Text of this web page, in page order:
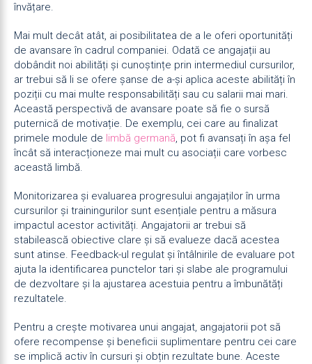
învățare.
Mai mult decât atât, ai posibilitatea de a le oferi oportunități
de avansare în cadrul companiei. Odată ce angajații au
dobândit noi abilități și cunoștințe prin intermediul cursurilor,
ar trebui să li se ofere șanse de a-și aplica aceste abilități în
poziții cu mai multe responsabilități sau cu salarii mai mari.
Această perspectivă de avansare poate să fie o sursă
puternică de motivație. De exemplu, cei care au finalizat
primele module de limbă germană, pot fi avansați în așa fel
încât să interacționeze mai mult cu asociații care vorbesc
această limbă.
Monitorizarea și evaluarea progresului angajaților în urma
cursurilor și trainingurilor sunt esențiale pentru a măsura
impactul acestor activități. Angajatorii ar trebui să
stabilească obiective clare și să evalueze dacă acestea
sunt atinse. Feedback-ul regulat și întâlnirile de evaluare pot
ajuta la identificarea punctelor tari și slabe ale programului
de dezvoltare și la ajustarea acestuia pentru a îmbunătăți
rezultatele.
Pentru a crește motivarea unui angajat, angajatorii pot să
ofere recompense și beneficii suplimentare pentru cei care
se implică activ în cursuri și obțin rezultate bune. Aceste